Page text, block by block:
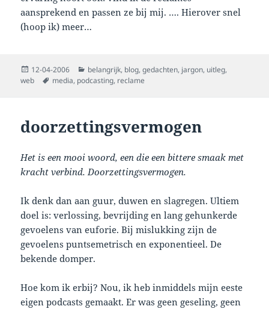
aansprekend en passen ze bij mij. …. Hierover snel
(hoop ik) meer…
Posted
on
12-04-2006 Categories
belangrijk, blog,gedachten, jargon, uitleg,
web
Tags
media, podcasting, reclame
doorzettingsvermogen
Het is een mooi woord, een die een bittere smaak met
kracht verbind. Doorzettingsvermogen.
Ik denk dan aan guur, duwen en slagregen. Ultiem
doel is: verlossing, bevrijding en lang gehunkerde
gevoelens van euforie. Bij mislukking zijn de
gevoelens puntsemetrisch en exponentieel. De
bekende domper.
Hoe kom ik erbij? Nou, ik heb inmiddels mijn eeste
eigen podcasts gemaakt. Er was geen geseling, geen